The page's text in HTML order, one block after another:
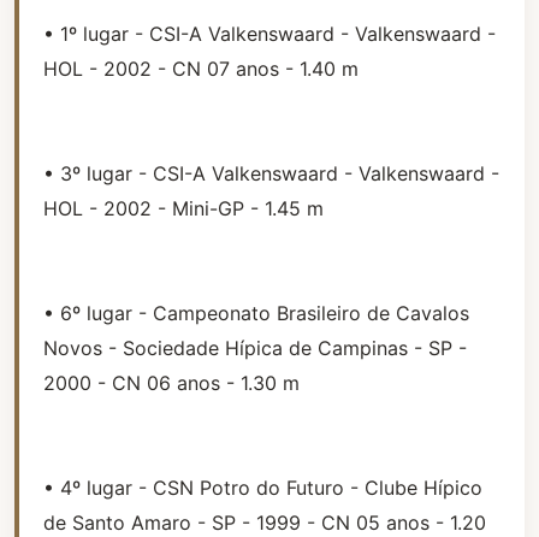
• 1º lugar - CSI-A Valkenswaard - Valkenswaard -
HOL - 2002 - CN 07 anos - 1.40 m
• 3º lugar - CSI-A Valkenswaard - Valkenswaard -
HOL - 2002 - Mini-GP - 1.45 m
• 6º lugar - Campeonato Brasileiro de Cavalos
Novos - Sociedade Hípica de Campinas - SP -
2000 - CN 06 anos - 1.30 m
• 4º lugar - CSN Potro do Futuro - Clube Hípico
de Santo Amaro - SP - 1999 - CN 05 anos - 1.20